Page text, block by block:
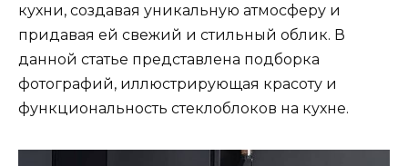
кухни, создавая уникальную атмосферу и
придавая ей свежий и стильный облик. В
данной статье представлена подборка
фотографий, иллюстрирующая красоту и
функциональность стеклоблоков на кухне.